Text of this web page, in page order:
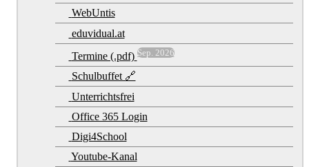
WebUntis
eduvidual.at
Termine (.pdf) Sep. 2026
Schulbuffet 🔗
Unterrichtsfrei
Office 365 Login
Digi4School
Youtube-Kanal